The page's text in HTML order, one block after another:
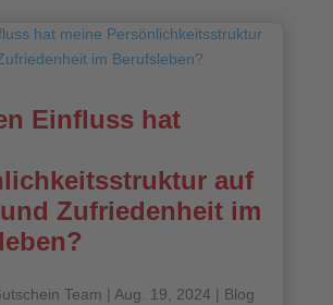
Einfluss hat
auf
Zufriedenheit im
Team | Aug. 19, 2024 | Blog